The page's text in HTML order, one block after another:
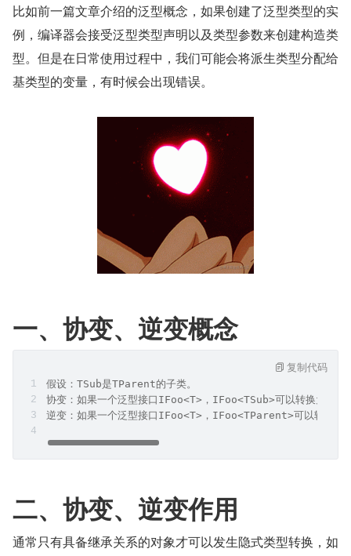
比如前一篇文章介绍的泛型概念，如果创建了泛型类型的实
例，编译器会接受泛型类型声明以及类型参数来创建构造类
型。但是在日常使用过程中，我们可能会将派生类型分配给
基类型的变量，有时候会出现错误。
一、协变、逆变概念
假设：TSub是TParent的子类。
协变：如果一个泛型接口IFoo<T>，IFoo<TSub>可以转换为
逆变：如果一个泛型接口IFoo<T>，IFoo<TParent>可以转换为
复制代码
二、协变、逆变作用
通常只有具备继承关系的对象才可以发生隐式类型转换，如